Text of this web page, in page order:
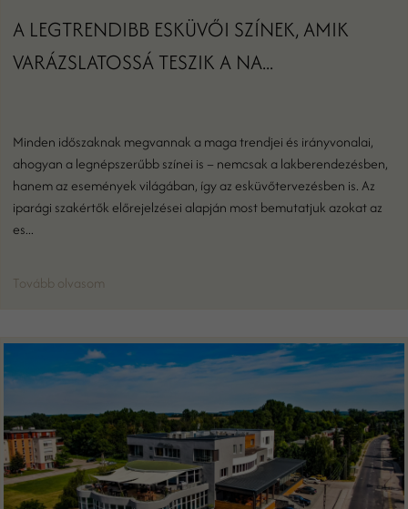
A LEGTRENDIBB ESKÜVŐI SZÍNEK, AMIK
VARÁZSLATOSSÁ TESZIK A NA...
Minden időszaknak megvannak a maga trendjei és irányvonalai,
ahogyan a legnépszerűbb színei is – nemcsak a lakberendezésben,
hanem az események világában, így az esküvőtervezésben is. Az
iparági szakértők előrejelzései alapján most bemutatjuk azokat az
es...
Tovább olvasom